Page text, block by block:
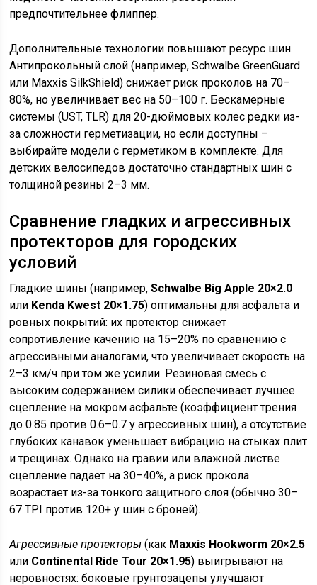
предпочтительнее флиппер.
Дополнительные технологии повышают ресурс шин.
Антипрокольный слой (например, Schwalbe GreenGuard
или Maxxis SilkShield) снижает риск проколов на 70–
80%, но увеличивает вес на 50–100 г. Бескамерные
системы (UST, TLR) для 20-дюймовых колес редки из-
за сложности герметизации, но если доступны –
выбирайте модели с герметиком в комплекте. Для
детских велосипедов достаточно стандартных шин с
толщиной резины 2–3 мм.
Сравнение гладких и агрессивных
протекторов для городских
условий
Гладкие шины (например,Schwalbe Big Apple 20×2.0
или Kenda Kwest 20×1.75) оптимальны для асфальта и
ровных покрытий: их протектор снижает
сопротивление качению на 15–20% по сравнению с
агрессивными аналогами, что увеличивает скорость на
2–3 км/ч при том же усилии. Резиновая смесь с
высоким содержанием силики обеспечивает лучшее
сцепление на мокром асфальте (коэффициент трения
до 0.85 против 0.6–0.7 у агрессивных шин), а отсутствие
глубоких канавок уменьшает вибрацию на стыках плит
и трещинах. Однако на гравии или влажной листве
сцепление падает на 30–40%, а риск прокола
возрастает из-за тонкого защитного слоя (обычно 30–
67 TPI против 120+ у шин с броней).
Агрессивные протекторы (как Maxxis Hookworm 20×2.5
или Continental Ride Tour 20×1.95) выигрывают на
неровностях: боковые грунтозацепы улучшают